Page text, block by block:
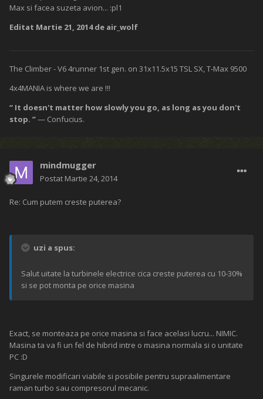
Max si facea suzeta avion... :pl1
Editat Martie 21, 2014de air_wolf
The Climber - V6 4runner 1st gen. on 31x11.5x15 TSL SX, T-Max 9500
4x4MANIA is where we are !!!
“ It doesn't matter how slowly you go, as long as you don't
stop. ”— Confucius.
mindmugger
Postat Martie 24, 2014
Re: Cum putem creste puterea?
uzi a spus:
Salut uitate la turbinele electrice cica creste puterea cu 10-30%
si se pot monta pe orice masina
Exact, se monteaza pe orice masina si face acelasi lucru... NIMIC.
Masina ta va fi un fel de hibrid intre o masina normala si o unitate
PC :D
Singurele modificari viabile si posibile pentru supraalimentare
raman turbo sau compresorul mecanic.